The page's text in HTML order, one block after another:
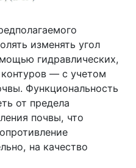
изменять угол
гидравлических,
— с учетом
Функциональность
от предела
почвы, что
на качество